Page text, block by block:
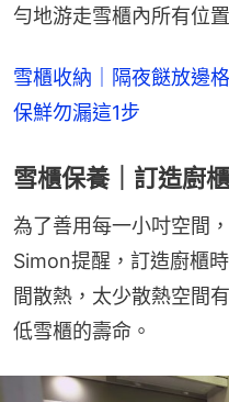
勻地游走雪櫃內所有位置
雪櫃收納｜隔夜餸放邊
保鮮勿漏這1步
雪櫃保養｜訂造廚
為了善用每一小吋空間
Simon提醒，訂造廚櫃
間散熱，太少散熱空間
低雪櫃的壽命。